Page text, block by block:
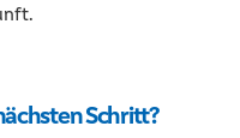
Schritt?